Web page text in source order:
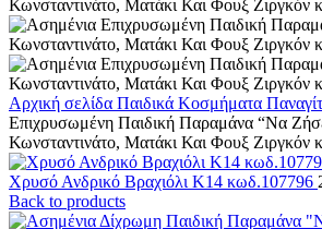
Αρχική σελίδα Παιδικά Κοσμήματα
Επιχρυσωμένη Παιδική Παραμάνα “Να
Κωνσταντινάτο, Ματάκι Και Φουξ Ζιργκόν
Χρυσό Ανδρικό Βραχιόλι Κ14 κωδ.107796
Back to products